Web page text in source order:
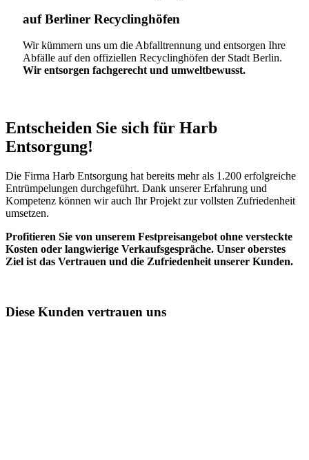
auf Berliner Recyclinghöfen​
Wir kümmern uns um die Abfalltrennung und entsorgen Ihre
Abfälle auf den offiziellen Recyclinghöfen der Stadt Berlin.
Wir entsorgen fachgerecht und umweltbewusst.
Entscheiden Sie sich für Harb
Entsorgung!​
Die Firma Harb Entsorgung hat bereits mehr als 1.200 erfolgreiche
Entrümpelungen durchgeführt. Dank unserer Erfahrung und
Kompetenz können wir auch Ihr Projekt zur vollsten Zufriedenheit
umsetzen.
Profitieren Sie von unserem Festpreisangebot ohne versteckte
Kosten oder langwierige Verkaufsgespräche. Unser oberstes
Ziel ist das Vertrauen und die Zufriedenheit unserer Kunden.
Diese Kunden vertrauen uns